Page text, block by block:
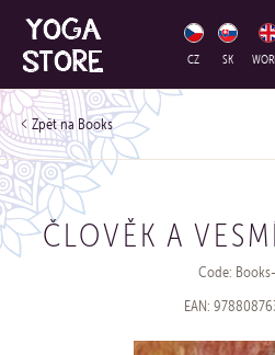
CZ SK
Books
ČLOVĚK A
Code:
EAN: